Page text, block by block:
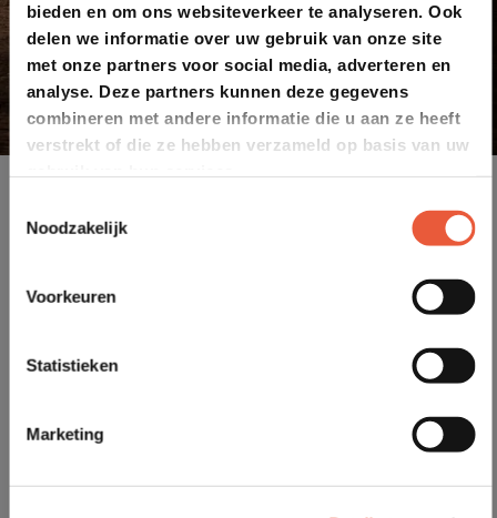
bieden en om ons websiteverkeer te analyseren. Ook
delen we informatie over uw gebruik van onze site
met onze partners voor social media, adverteren en
analyse. Deze partners kunnen deze gegevens
combineren met andere informatie die u aan ze heeft
verstrekt of die ze hebben verzameld op basis van uw
Noodzakelijk
Voorkeuren
Statistieken
Marketing